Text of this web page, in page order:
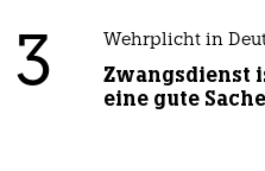
3 Wehrplicht in
Zwangsdienst
eine gute Sache